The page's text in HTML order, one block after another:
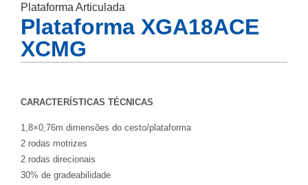
Plataforma Articulada
Plataforma XGA18ACE
XCMG
CARACTERÍSTICAS TÉCNICAS
1,8×0,76m dimensões do cesto/plataforma
2 rodas motrizes
2 rodas direcionais
30% de gradeabilidade